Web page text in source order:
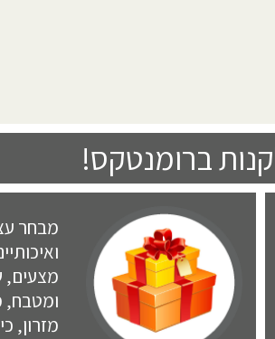
ברומנטקס!
מבחר
מצעים,
ומטבח,
מזרון,